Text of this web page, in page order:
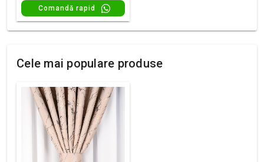
Comandă rapid
Cele mai populare produse